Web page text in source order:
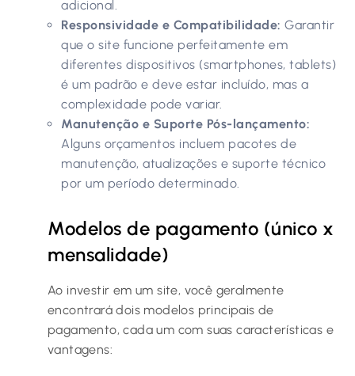
adicional.
Responsividade e Compatibilidade: Garantir
que o site funcione perfeitamente em
diferentes dispositivos (smartphones, tablets)
é um padrão e deve estar incluído, mas a
complexidade pode variar.
Manutenção e Suporte Pós-lançamento:
Alguns orçamentos incluem pacotes de
manutenção, atualizações e suporte técnico
por um período determinado.
Modelos de pagamento (único x
mensalidade)
Ao investir em um site, você geralmente
encontrará dois modelos principais de
pagamento, cada um com suas características e
vantagens: